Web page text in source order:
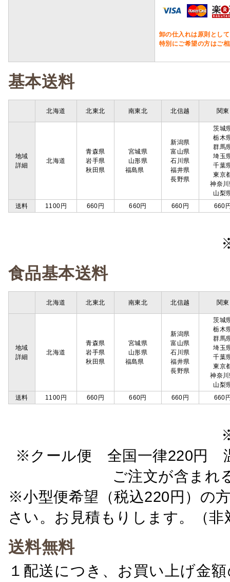
卸の仕入れは原則とし
特別にご希望の方はご
基本送料
北海道 北東北 南東北 北信越 関東
地域
詳細
北海道
青森県
岩手県
秋田県
宮城県
山形県
福島県
新潟県
富山県
石川県
福井県
長野県
茨城
栃木
群馬
埼玉
千葉
東京
神奈
山梨
送料
1100円 660円 660円 660円 660
食品基本送料
北海道 北東北 南東北 北信越 関東
地域
詳細
北海道
青森県
岩手県
秋田県
宮城県
山形県
福島県
新潟県
富山県
石川県
福井県
長野県
茨城
栃木
群馬
埼玉
千葉
東京
神奈
山梨
送料
1100円 660円 660円 660円 660
※クール便 全国一律220円
ご注文が含ま
※小型便希望（税込220円）の
さい。お見積もりします。（非
送料無料
１配送につき、お買い上げ金